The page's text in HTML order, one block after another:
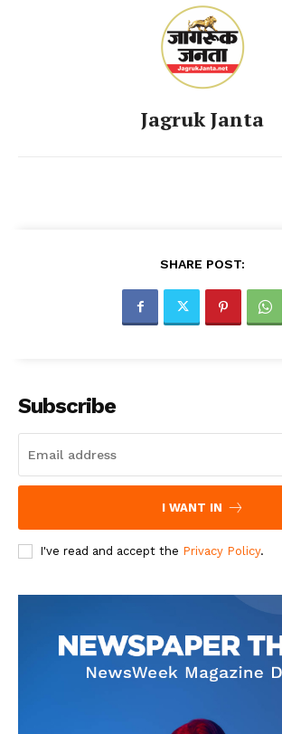
Jagruk Janta
SHARE POST:
Subscribe
I WANT IN
I've read and accept the Privacy Policy.